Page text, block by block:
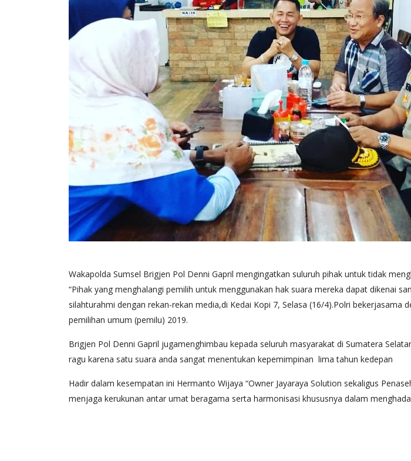
Wakapolda Sumsel Brigjen Pol Denni Gapril mengingatkan suluruh pihak untuk tidak
“Pihak yang menghalangi pemilih untuk menggunakan hak suara mereka dapat dikenai
silahturahmi dengan rekan-rekan media,di Kedai Kopi 7, Selasa (16/4).Polri
pemilihan umum (pemilu) 2019.
Brigjen Pol Denni Gapril jugamenghimbau kepada seluruh masyarakat di Sumatera
ragu karena satu suara anda sangat menentukan kepemimpinan lima tahun kedepan
Hadir dalam kesempatan ini Hermanto Wijaya “Owner Jayaraya Solution sekaligus
menjaga kerukunan antar umat beragama serta harmonisasi khususnya dalam